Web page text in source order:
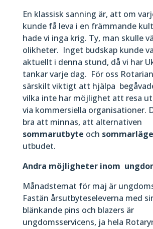
En klassisk sanning är, att om
kunde få leva i en främmande
hade vi inga krig. Ty, man skulle
olikheter. Inget budskap kunde
aktuellt i denna stund, då vi har
tankar varje dag. För oss
särskilt viktigt att hjälpa
vilka inte har möjlighet att resa
via kommersiella organisationer.
bra att minnas, att alternativen
sommarutbyte och
utbudet.
Andra möjligheter inom
Månadstemat för maj är
Fastän årsutbyteseleverna med
blänkande pins och blazers är
ungdomsservicens, ja hela